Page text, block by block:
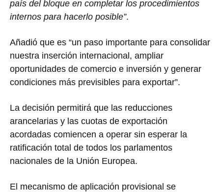
país del bloque en completar los procedimientos
internos para hacerlo posible”.
Añadió que es “un paso importante para consolidar
nuestra inserción internacional, ampliar
oportunidades de comercio e inversión y generar
condiciones más previsibles para exportar”.
La decisión permitirá que las reducciones
arancelarias y las cuotas de exportación
acordadas comiencen a operar sin esperar la
ratificación total de todos los parlamentos
nacionales de la Unión Europea.
El mecanismo de aplicación provisional se